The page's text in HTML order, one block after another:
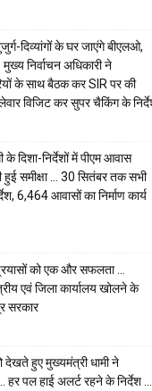
दिव्यांगों के घर जाएंगे बीएलओ,
निर्वाचन अधिकारी ने
के साथ बैठक कर SIR पर की
विजिट कर सुपर चैकिंग के
दिशा-निर्देशों में पीएम आवास
हुई समीक्षा … 30 सितंबर तक सभी
6,464 आवासों का निर्माण कार्य
को एक और सफलता …
एवं जिला कार्यालय खोलने के
सरकार
देखते हुए मुख्यमंत्री धामी ने
हर पल हाई अलर्ट रहने के निर्देश …